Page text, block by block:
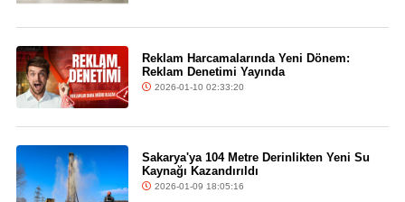
Reklam Harcamalarında Yeni Dönem:
Reklam Denetimi Yayında
2026-01-10 02:33:20
Sakarya'ya 104 Metre Derinlikten Yeni Su
Kaynağı Kazandırıldı
2026-01-09 18:05:16